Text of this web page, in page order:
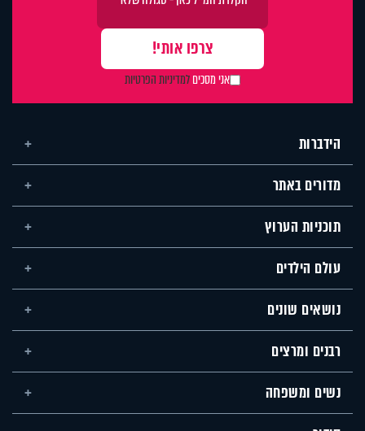
אני מסכיםלמדיניות הפרטיות
הידברות
מדורים באתר
תוכניות הערוץ
עולם הילדים
נושאים שונים
רבנים ומרצים
נשים ומשפחה